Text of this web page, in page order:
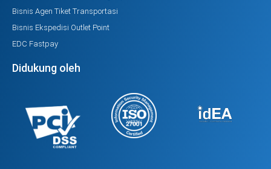
Bisnis Agen Tiket Transportasi
Bisnis Ekspedisi Outlet Point
EDC Fastpay
Didukung oleh